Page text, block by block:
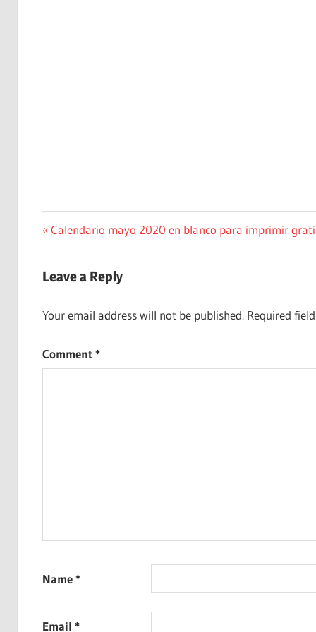
Post
Previous
Calendario mayo 2020 en blanco para imprimir
Leave a Reply
Your email address will not be published. Required
Comment*
Name*
Email *